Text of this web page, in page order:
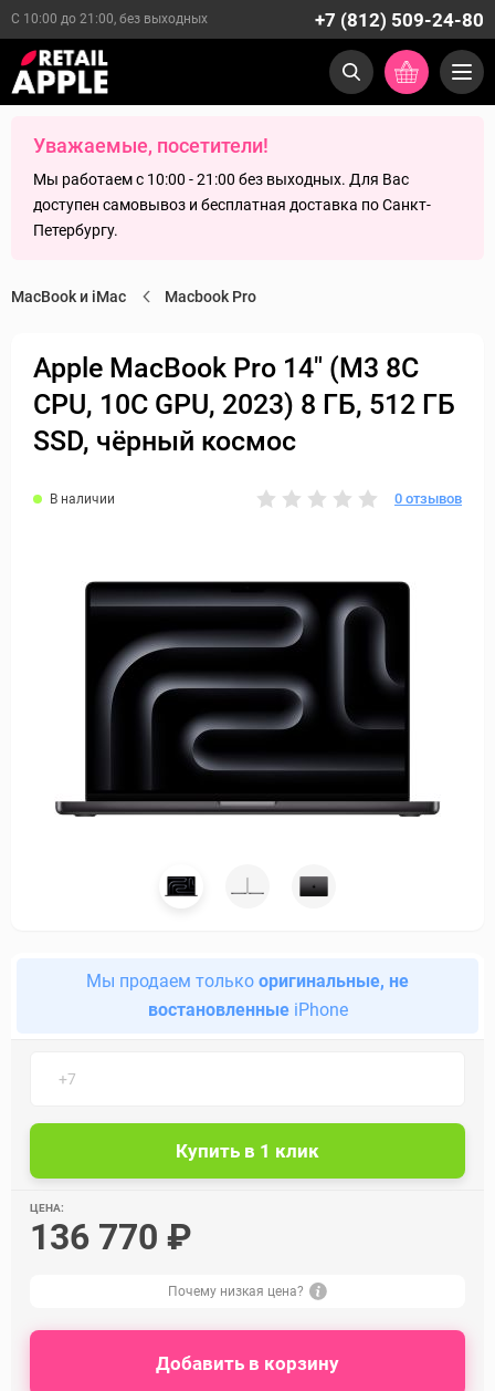
С 10:00 до 21:00, без выходных +7 (812) 509-24-80
Уважаемые, посетители!
Мы работаем с 10:00 - 21:00 без выходных. Для Вас
доступен самовывоз и бесплатная доставка по Санкт-
Петербургу.
MacBook и iMac Macbook Pro
Apple MacBook Pro 14" (M3 8C
CPU, 10C GPU, 2023) 8 ГБ, 512 ГБ
SSD, чёрный космос
В наличии 0 отзывов
Мы продаем только оригинальные, не
востановленныеiPhone
ЦЕНА:
136 770 ₽
Почему низкая цена?
Добавить в корзину